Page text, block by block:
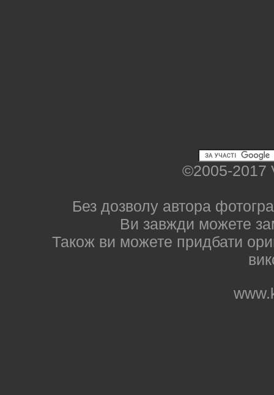
©2005-2017
Без дозволу автора
Ви завжди можете
Також ви можете придбати